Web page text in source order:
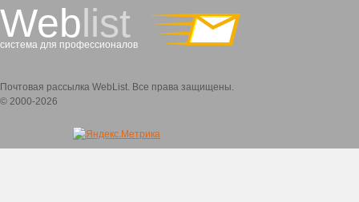
Weblist
система для профессионалов
Почтовая рассылка WebList. Все права защищены.
© 2000-2026